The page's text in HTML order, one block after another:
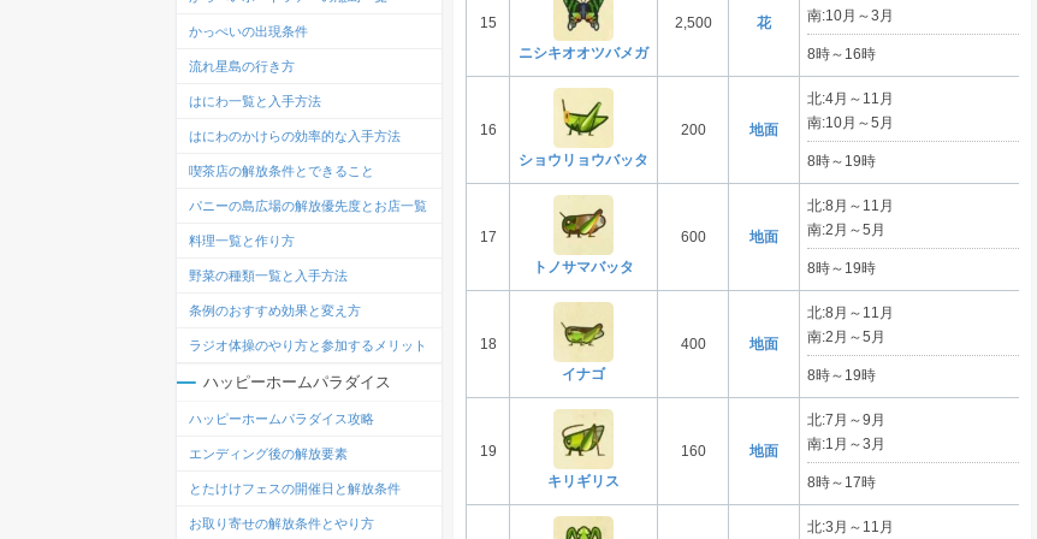
15
ニシキオオツバメガ
2,500 花 南:10月～3月
8時～16時
16
ショウリョウバッタ
200 地面
北:4月～11月
南:10月～5月
8時～19時
17
トノサマバッタ
600 地面
北:8月～11月
南:2月～5月
8時～19時
18
イナゴ
400 地面
北:8月～11月
南:2月～5月
8時～19時
19
キリギリス
160 地面
北:7月～9月
南:1月～3月
8時～17時
北:3月～11月
かっぺいの出現条件
流れ星島の行き方
はにわ一覧と入手方法
はにわのかけらの効率的な入手方法
喫茶店の解放条件とできること
パニーの島広場の解放優先度とお店一覧
料理一覧と作り方
野菜の種類一覧と入手方法
条例のおすすめ効果と変え方
ラジオ体操のやり方と参加するメリット
ハッピーホームパラダイス
ハッピーホームパラダイス攻略
エンディング後の解放要素
とたけけフェスの開催日と解放条件
お取り寄せの解放条件とやり方